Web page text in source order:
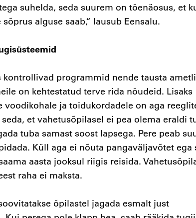
suhelda, seda suurem on tõenäosus, et
alguse saab,“ lausub Eensalu.
kontrollivad programmid nende tausta
on kehtestatud terve rida nõudeid. Lisaks
voodikohale ja toidukordadele on aga
et vahetusõpilasel ei pea olema eraldi
tuba samast soost lapsega. Pere peab
Küll aga ei nõuta pangaväljavõtet ega
aasta jooksul riigis reisida.
raha ei maksta.
õpilastel jagada esmalt just